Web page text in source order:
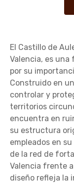
El Castillo de
Valencia, es
por su
Construido en
controlar y
territorios
encuentra en
su estructura
empleados en
de la red de
Valencia frente
diseño refleja la